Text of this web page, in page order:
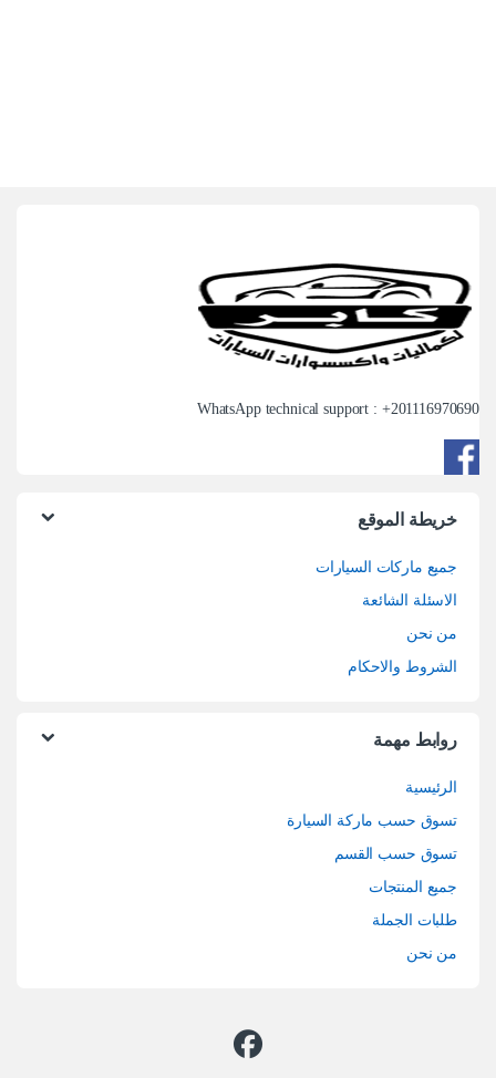
WhatsApp technical support : +201116970690
خريطة الموقع
جميع ماركات السيارات
الاسئلة الشائعة
من نحن
الشروط والاحكام
روابط مهمة
الرئيسية
تسوق حسب ماركة السيارة
تسوق حسب القسم
جميع المنتجات
طلبات الجملة
من نحن